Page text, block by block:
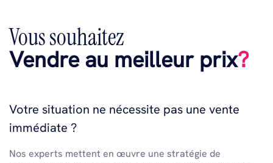
Vous souhaitez
Vendre au meilleur prix?
Votre situation ne nécessite pas une vente
immédiate ?
Nos experts mettent en œuvre une stratégie de